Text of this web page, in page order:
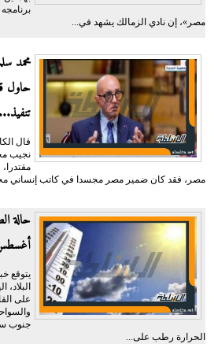
مصر»، إن نادي الزمالك يشهد في...
محمد
حاول
تنفيذ...
قال
نجيب
مصر، فقد كان ضمير مصر مجسدا في كاتب إنساني
أغسطس
يتوقع
على
جنوب
الحرارة رطب على...